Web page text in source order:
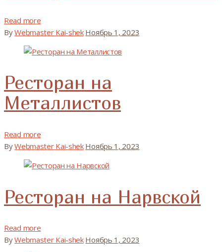
Read more
ByWebmaster Kai-shek Ноябрь 1, 2023
Ресторан на
Металлистов
Read more
ByWebmaster Kai-shek Ноябрь 1, 2023
Ресторан на Нарвской
Read more
ByWebmaster Kai-shek Ноябрь 1, 2023